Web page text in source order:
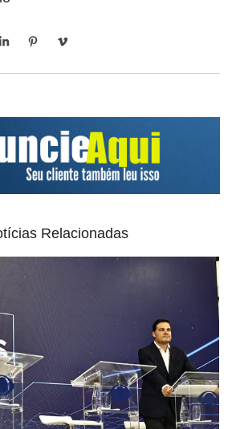
Relacionadas